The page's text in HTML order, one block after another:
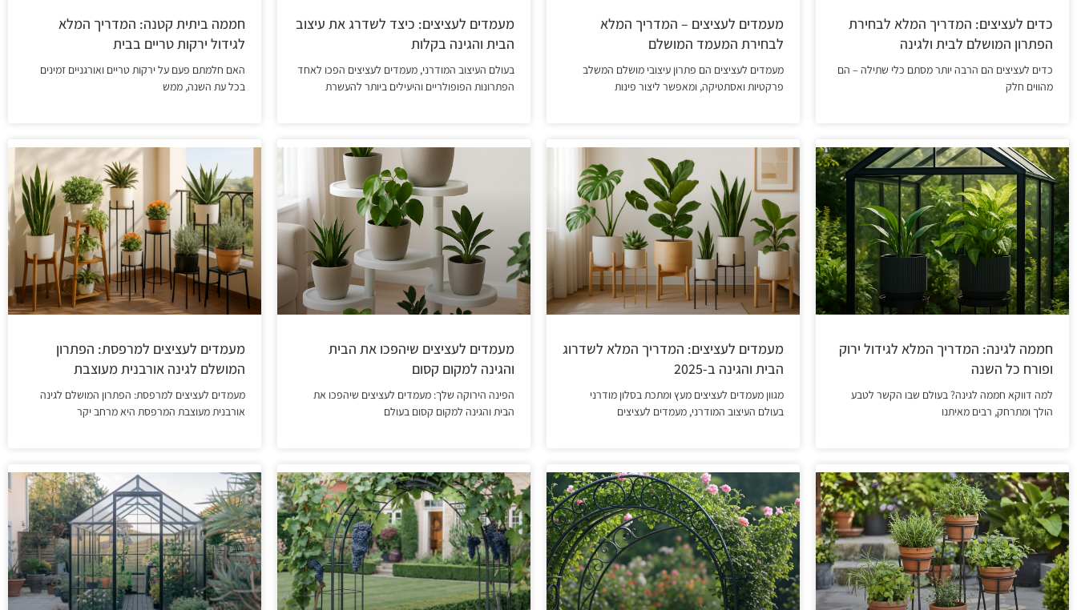
כדים לעציצים: המדריך המלא לבחירת
הפתרון המושלם לבית ולגינה
כדים לעציצים הם הרבה יותר מסתם כלי שתילה – הם
מהווים חלק
מעמדים לעציצים – המדריך המלא
לבחירת המעמד המושלם
מעמדים לעציצים הם פתרון עיצובי מושלם המשלב
פרקטיות ואסתטיקה, ומאפשר ליצור פינות
מעמדים לעציצים: כיצד לשדרג את עיצוב
הבית והגינה בקלות
בעולם העיצוב המודרני, מעמדים לעציצים הפכו לאחד
הפתרונות הפופולריים והיעילים ביותר להעשרת
חממה ביתית קטנה: המדריך המלא
לגידול ירקות טריים בבית
האם חלמתם פעם על ירקות טריים ואורגניים זמינים
בכל עת השנה, ממש
חממה לגינה: המדריך המלא לגידול ירוק
ופורח כל השנה
למה דווקא חממה לגינה? בעולם שבו הקשר לטבע
הולך ומתרחק, רבים מאיתנו
מעמדים לעציצים: המדריך המלא לשדרוג
הבית והגינה ב-2025
מגוון מעמדים לעציצים מעץ ומתכת בסלון מודרני
בעולם העיצוב המודרני, מעמדים לעציצים
מעמדים לעציצים שיהפכו את הבית
והגינה למקום קסום
הפינה הירוקה שלך: מעמדים לעציצים שיהפכו את
הבית והגינה למקום קסום בעולם
מעמדים לעציצים למרפסת: הפתרון
המושלם לגינה אורבנית מעוצבת
מעמדים לעציצים למרפסת: הפתרון המושלם לגינה
אורבנית מעוצבת המרפסת היא מרחב יקר